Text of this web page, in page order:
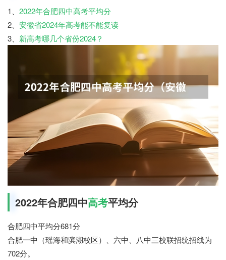
1、 2022年合肥四中高考平均分
2、 安徽省2024年高考能不能复读
3、 新高考哪几个省份2024？
2022年合肥四中高考平均分
合肥四中平均分681分
合肥一中（瑶海和滨湖校区）、六中、八中三校联招统招线为
702分。